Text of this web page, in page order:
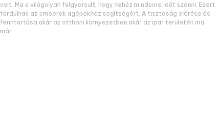
volt. Ma a világolyan felgyorsult, hogy nehéz mindenre időt szánni. Ezért
fordulnak az emberek agépekhez segítségért. A tisztaság elérése és
fenntartása akár az otthoni környezetben,akár az ipar területén ma
már